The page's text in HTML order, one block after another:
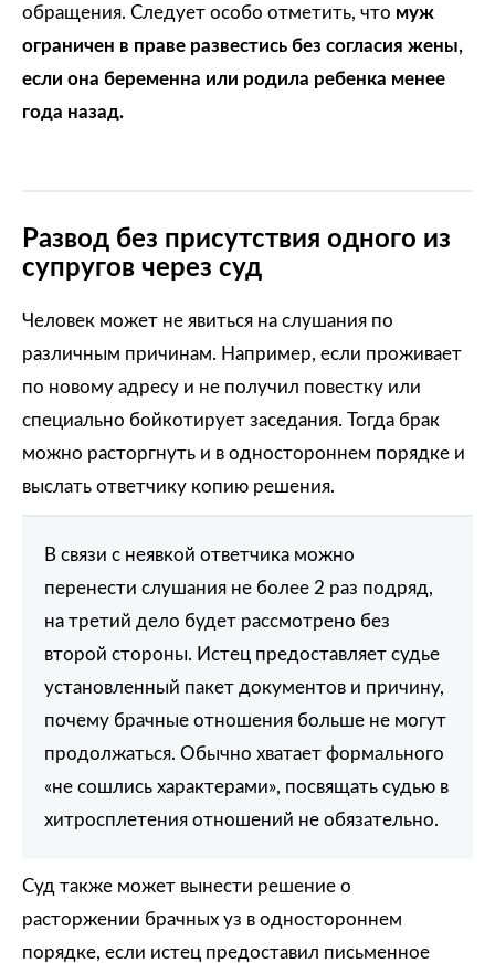
обращения. Следует особо отметить, что муж
ограничен в праве развестись без согласия жены,
если она беременна или родила ребенка менее
года назад.
Развод без присутствия одного из
супругов через суд
Человек может не явиться на слушания по
различным причинам. Например, если проживает
по новому адресу и не получил повестку или
специально бойкотирует заседания. Тогда брак
можно расторгнуть и в одностороннем порядке и
выслать ответчику копию решения.
В связи с неявкой ответчика можно
перенести слушания не более 2 раз подряд,
на третий дело будет рассмотрено без
второй стороны. Истец предоставляет судье
установленный пакет документов и причину,
почему брачные отношения больше не могут
продолжаться. Обычно хватает формального
«не сошлись характерами», посвящать судью в
хитросплетения отношений не обязательно.
Суд также может вынести решение о
расторжении брачных уз в одностороннем
порядке, если истец предоставил письменное